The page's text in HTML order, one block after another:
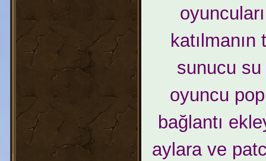
sunucu
oyuncu
bağlantı
aylara ve